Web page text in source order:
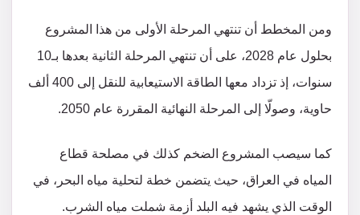
ومن المخطط أن تنتهي المرحلة الأولى من هذا المشروع
بحلول عام 2028، على أن تنتهي المرحلة الثانية بعدها بـ10
سنوات، إذ تزداد معها الطاقة الاستيعابية للنقل إلى 400 ألف
حاوية، وصولّا إلى المرحلة النهائية المقررة عام 2050.
كما سيصب المشروع الضخم كذلك في مصلحة قطاع
المياه في العراق، حيث يتضمن خطة لتحلية مياه البحر، في
الوقت الذي يشهد فيه البلد أزمة شملت مياه الشرب.